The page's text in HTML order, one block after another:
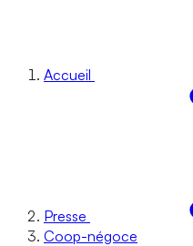
Accueil
Presse
Coop-négoce